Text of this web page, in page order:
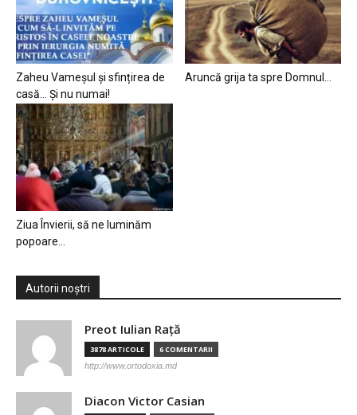
Zaheu Vameșul și sfințirea de
casă… Și nu numai!
Aruncă grija ta spre Domnul…
Ziua Învierii, să ne luminăm
popoare…
Autorii noștri
Preot Iulian Raţă
3878 ARTICOLE 6 COMENTARII
http://www.ortodoxia.md
Diacon Victor Casian